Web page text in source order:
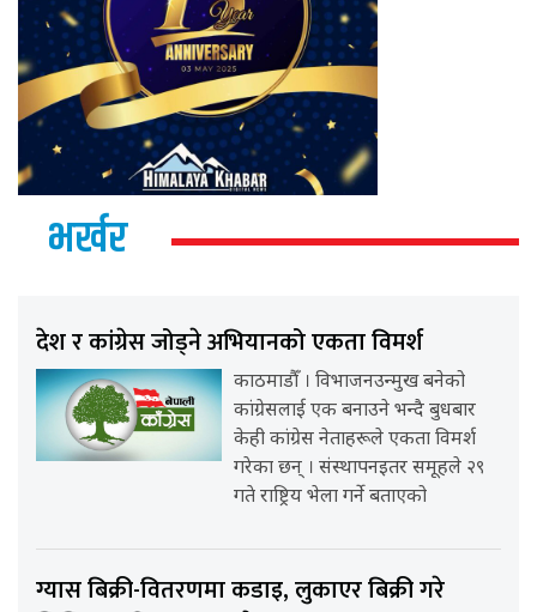
भर्खर
देश र कांग्रेस जोड्ने अभियानको एकता विमर्श
काठमाडौँ । विभाजनउन्मुख बनेको
कांग्रेसलाई एक बनाउने भन्दै बुधबार
केही कांग्रेस नेताहरूले एकता विमर्श
गरेका छन् । संस्थापनइतर समूहले २९
गते राष्ट्रिय भेला गर्ने बताएको
ग्यास बिक्री-वितरणमा कडाइ, लुकाएर बिक्री गरे